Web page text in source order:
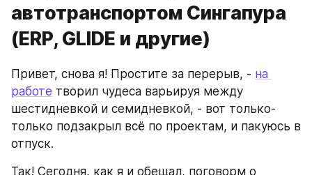
автотранспортом Сингапура
(ERP, GLIDE и другие)
Привет, снова я! Простите за перерыв, - на
работе творил чудеса варьируя между
шестидневкой и семидневкой, - вот только-
только подзакрыл всё по проектам, и пакуюсь в
отпуск.